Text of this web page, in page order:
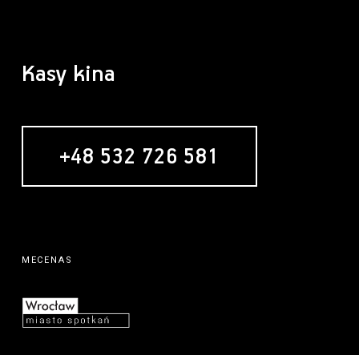
Kasy kina
+48 532 726 581
MECENAS